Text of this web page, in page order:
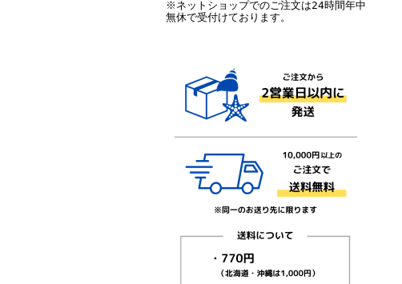
※ネットショップでのご注文は24時間年中
無休で受付けております。